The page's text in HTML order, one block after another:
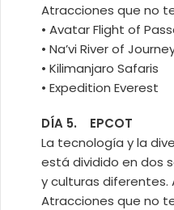
Atracciones que no
• Avatar Flight of
• Na’vi River of
• Kilimanjaro Safaris
• Expedition Everest
DÍA 5. EPCOT
La tecnología y la
está dividido en dos
y culturas diferentes.
Atracciones que no